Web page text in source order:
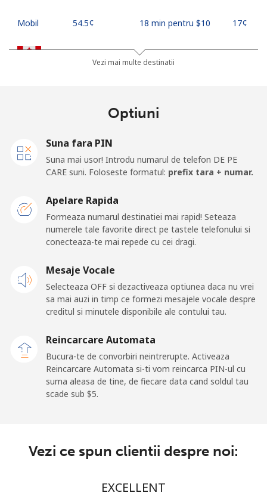
Mobil ⁦54.5¢⁩ 18 min pentru ⁦$10⁩ ⁦17¢⁩
Canada
Telefon
⁦33.9¢⁩ 29 min pentru ⁦$10⁩ -
Mobil ⁦39.5¢⁩
Caribbean Netherlands
fix
⁦23.5¢⁩
⁦25.5¢⁩ 39 min pentru ⁦$10⁩ ⁦15¢⁩
Cayman Islands
⁦19.9¢⁩ 50 min pentru ⁦$10⁩ -
Vezi mai multe destinatii
Optiuni
Suna fara PIN
Suna mai usor! Introdu numarul de telefon DE PE
CARE suni. Foloseste formatul: prefix tara + numar.
Apelare Rapida
Formeaza numarul destinatiei mai rapid! Seteaza
numerele tale favorite direct pe tastele telefonului si
conecteaza-te mai repede cu cei dragi.
Mesaje Vocale
Selecteaza OFF si dezactiveaza optiunea daca nu vrei
sa mai auzi in timp ce formezi mesajele vocale despre
creditul si minutele disponibile ale contului tau.
Reincarcare Automata
Bucura-te de convorbiri neintrerupte. Activeaza
Reincarcare Automata si-ti vom reincarca PIN-ul cu
suma aleasa de tine, de fiecare data cand soldul tau
scade sub ⁦$5⁩.
Vezi ce spun clientii despre noi:
EXCELLENT